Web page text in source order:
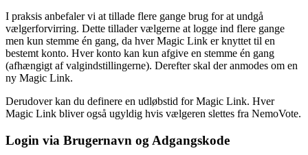
I praksis anbefaler vi at tillade flere gange brug for at undgå
vælgerforvirring. Dette tillader vælgerne at logge ind flere gange
men kun stemme én gang, da hver Magic Link er knyttet til en
bestemt konto. Hver konto kan kun afgive en stemme én gang
(afhængigt af valgindstillingerne). Derefter skal der anmodes om en
ny Magic Link.
Derudover kan du definere en udløbstid for Magic Link. Hver
Magic Link bliver også ugyldig hvis vælgeren slettes fra NemoVote.
Login via Brugernavn og Adgangskode